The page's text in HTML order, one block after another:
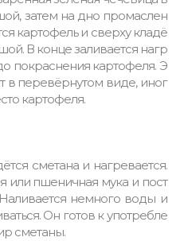
затем на дно промаслен
картофель и сверху кладё
В конце заливается нагр
покраснения картофеля. Э
в перевёрнутом виде, иног
картофеля.
сметана и нагревается.
или пшеничная мука и пост
немного воды и
Он готов к употребле
сметаны.